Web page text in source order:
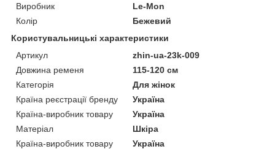
Виробник
Le-Mon
Колір
Бежевий
Користувальницькі характеристики
Артикул
zhin-ua-23k-009
Довжина ременя
115-120 см
Категорія
Для жінок
Країна реєстрації бренду
Україна
Країна-виробник товару
Україна
Матеріал
Шкіра
Країна-виробник товару
Україна